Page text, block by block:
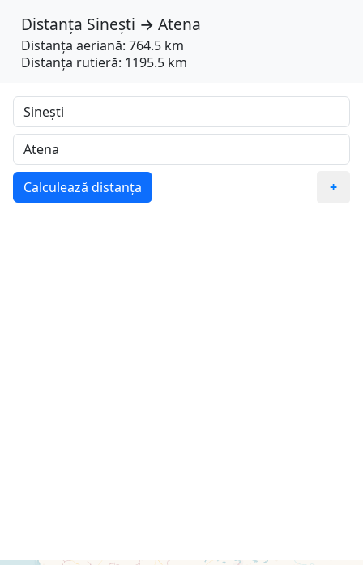
Distanța Sinești → Atena
Distanța aeriană: 764.5 km
Distanța rutieră: 1195.5 km
Calculează distanța +